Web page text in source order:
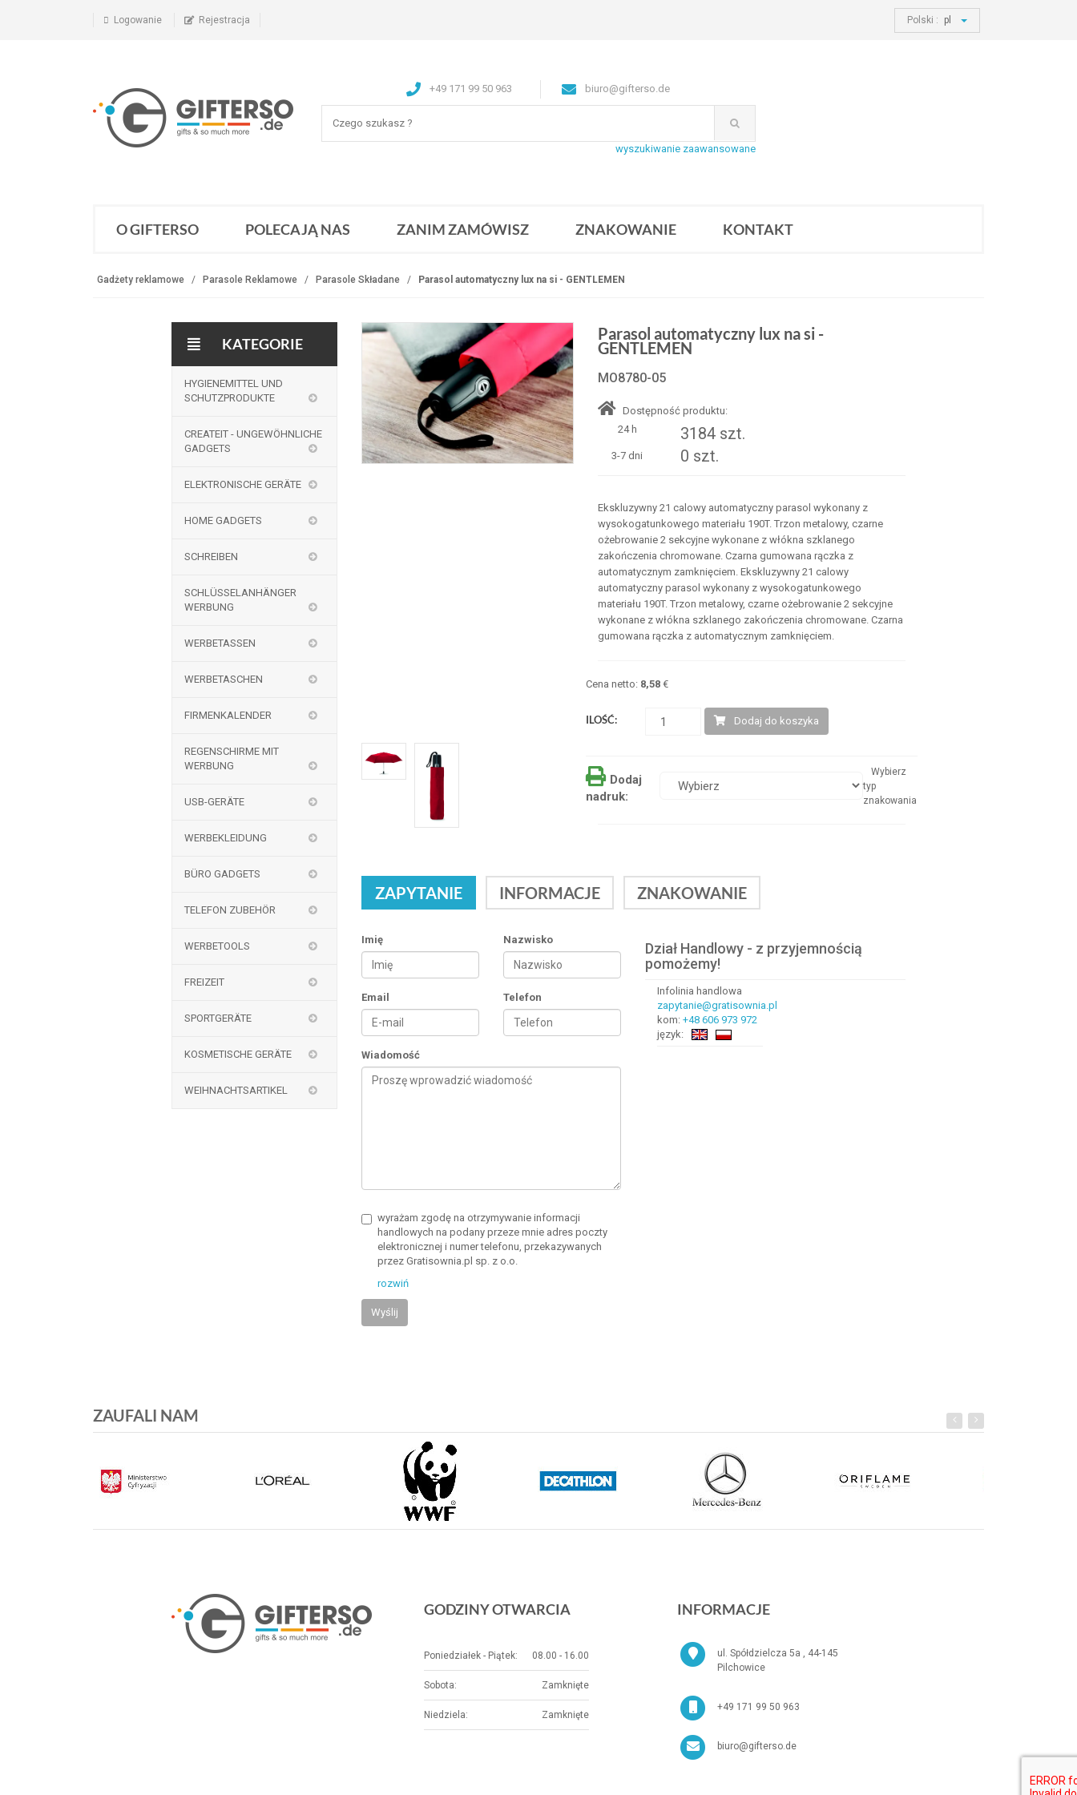
Logowanie Rejestracja Polski : pl
+49 171 99 50 963 biuro@gifterso.de
wyszukiwanie zaawansowane
O GIFTERSO POLECAJĄ NAS ZANIM ZAMÓWISZ ZNAKOWANIE KONTAKT
Gadżety reklamowe Parasole Reklamowe Parasole Składane Parasol automatyczny lux na si - GENTLEMEN
KATEGORIE
HYGIENEMITTEL UND
SCHUTZPRODUKTE
CREATEIT - UNGEWÖHNLICHE
GADGETS
ELEKTRONISCHE GERÄTE
HOME GADGETS
SCHREIBEN
SCHLÜSSELANHÄNGER
WERBUNG
WERBETASSEN
WERBETASCHEN
FIRMENKALENDER
REGENSCHIRME MIT
WERBUNG
USB-GERÄTE
WERBEKLEIDUNG
BÜRO GADGETS
TELEFON ZUBEHÖR
WERBETOOLS
FREIZEIT
SPORTGERÄTE
KOSMETISCHE GERÄTE
WEIHNACHTSARTIKEL
Parasol automatyczny lux na si -
GENTLEMEN
MO8780-05
Dostępność produktu:
24 h
3184 szt.
3-7 dni 0 szt.
Ekskluzywny 21 calowy automatyczny parasol wykonany z
wysokogatunkowego materiału 190T. Trzon metalowy, czarne
ożebrowanie 2 sekcyjne wykonane z włókna szklanego
zakończenia chromowane. Czarna gumowana rączka z
automatycznym zamknięciem. Ekskluzywny 21 calowy
automatyczny parasol wykonany z wysokogatunkowego
materiału 190T. Trzon metalowy, czarne ożebrowanie 2 sekcyjne
wykonane z włókna szklanego zakończenia chromowane. Czarna
gumowana rączka z automatycznym zamknięciem.
Cena netto: 8,58 €
ILOŚĆ: Dodaj do koszyka
Dodaj
nadruk:
Wybierz
typ
znakowania
ZAPYTANIE INFORMACJE ZNAKOWANIE
Imię Nazwisko
Email Telefon
Wiadomość
wyrażam zgodę na otrzymywanie informacji
handlowych na podany przeze mnie adres poczty
elektronicznej i numer telefonu, przekazywanych
przez Gratisownia.pl sp. z o.o.
rozwiń
Wyślij
Dział Handlowy - z przyjemnością
pomożemy!
Infolinia handlowa
zapytanie@gratisownia.pl
kom:+48 606 973 972
język:
ZAUFALI NAM
GODZINY OTWARCIA
Poniedziałek - Piątek: 08.00 - 16.00
Sobota: Zamknięte
Niedziela: Zamknięte
INFORMACJE
ul. Spółdzielcza 5a , 44-145
Pilchowice
+49 171 99 50 963
biuro@gifterso.de